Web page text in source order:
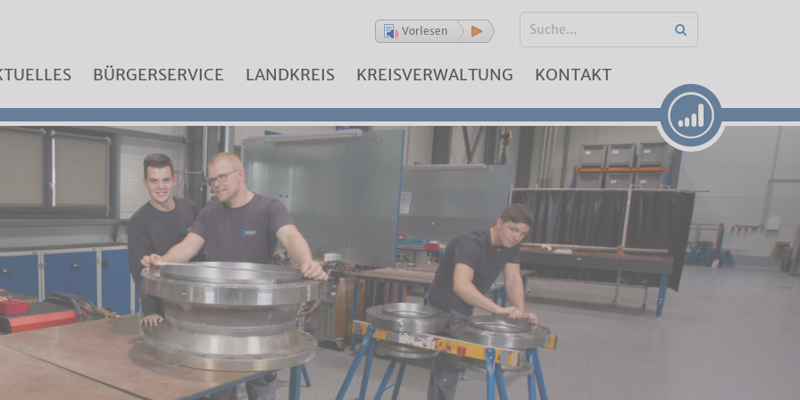
Vorlesen
BÜRGERSERVICE LANDKREIS KREISVERWALTUNG KONTAKT